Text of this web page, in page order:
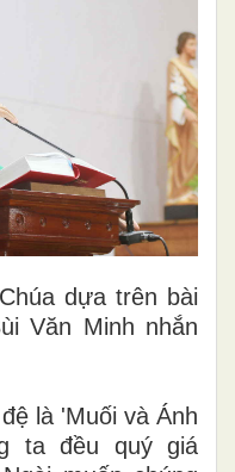
dựa trên bài
Văn Minh nhắn
là 'Muối và Ánh
ta đều quý giá